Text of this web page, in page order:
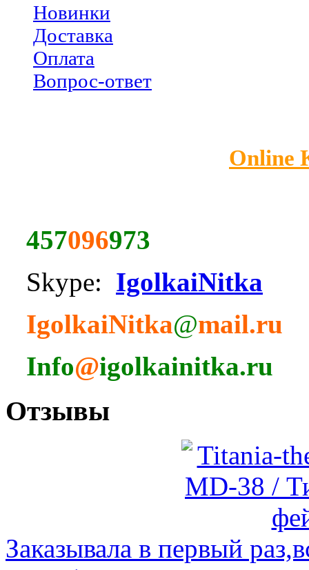
Новинки
Доставка
Оплата
Вопрос-ответ
Online
457096973
Skype: IgolkaiNitka
IgolkaiNitka@mail.ru
Info@igolkainitka.ru
Отзывы
Заказывала в первый